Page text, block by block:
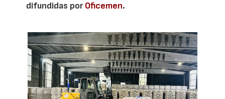
difundidas porOficemen.